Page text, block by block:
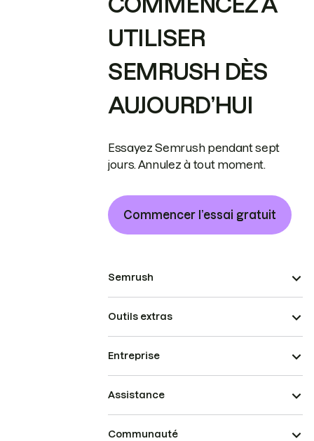
UTILISER
SEMRUSH DÈS
AUJOURD’HUI
Essayez Semrush pendant sept
jours. Annulez à tout moment.
Commencer l’essai gratuit
Semrush
Outils extras
Entreprise
Assistance
Communauté